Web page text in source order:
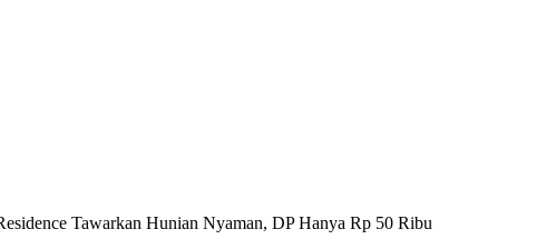
Tawarkan Hunian Nyaman, DP Hanya Rp 50 Ribu